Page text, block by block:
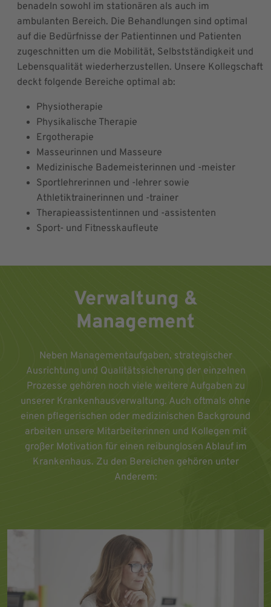
benadeln sowohl im stationären als auch im
ambulanten Bereich. Die Behandlungen sind optimal
auf die Bedürfnisse der Patientinnen und Patienten
zugeschnitten um die Mobilität, Selbstständigkeit und
Lebensqualität wiederherzustellen. Unsere Kollegschaft
deckt folgende Bereiche optimal ab:
Physiotherapie
Physikalische Therapie
Ergotherapie
Masseurinnen und Masseure
Medizinische Bademeisterinnen und -meister
Sportlehrerinnen und -lehrer sowie
Athletiktrainerinnen und -trainer
Therapieassistentinnen und -assistenten
Sport- und Fitnesskaufleute
Verwaltung &
Management
Neben Managementaufgaben, strategischer
Ausrichtung und Qualitätssicherung der einzelnen
Prozesse gehören noch viele weitere Aufgaben zu
unserer Krankenhausverwaltung. Auch oftmals ohne
einen pflegerischen oder medizinischen Background
arbeiten unsere Mitarbeiterinnen und Kollegen mit
großer Motivation für einen reibunglosen Ablauf im
Krankenhaus. Zu den Bereichen gehören unter
Anderem: